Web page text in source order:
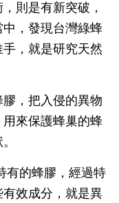
則是有新突破，
，發現台灣綠蜂
，就是研究天然
，把入侵的異物
來保護蜂巢的蜂
有的蜂膠，經過特
效成分，就是異